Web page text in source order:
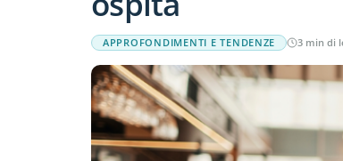
APPROFONDIMENTI E TENDENZE 3 min di